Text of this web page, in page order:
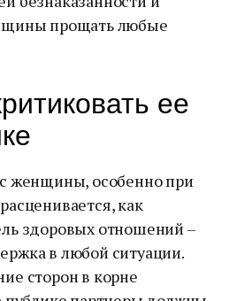
прощать любые
ее
женщины, особенно при
как
здоровых отношений –
в любой ситуации.
сторон в корне